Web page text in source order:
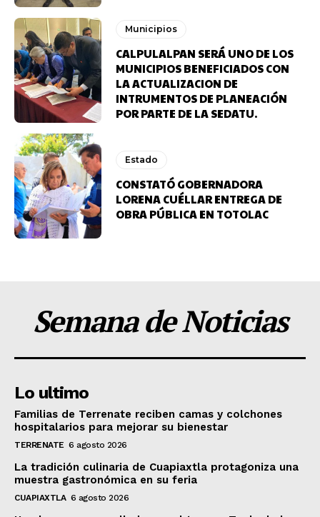
Municipios
CALPULALPAN SERÁ UNO DE LOS
MUNICIPIOS BENEFICIADOS CON
LA ACTUALIZACION DE
INTRUMENTOS DE PLANEACIÓN
POR PARTE DE LA SEDATU.
Estado
CONSTATÓ GOBERNADORA
LORENA CUÉLLAR ENTREGA DE
OBRA PÚBLICA EN TOTOLAC
Semana de Noticias
Lo ultimo
Familias de Terrenate reciben camas y colchones
hospitalarios para mejorar su bienestar
TERRENATE 6 agosto 2026
La tradición culinaria de Cuapiaxtla protagoniza una
muestra gastronómica en su feria
CUAPIAXTLA 6 agosto 2026